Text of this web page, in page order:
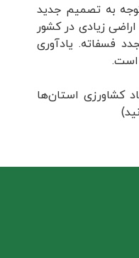
به تصمیم جدید
زیادی در کشور
فسفاته. یادآوری
است.
کشاورزی استان‌ها